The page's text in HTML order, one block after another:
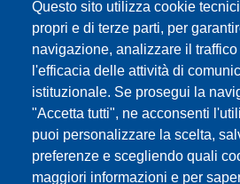
Questo sito utilizza cookie
propri e di terze parti, per
navigazione, analizzare il
l'efficacia delle attività di
istituzionale. Se prosegui la
"Accetta tutti", ne acconsenti
puoi personalizzare la scelta,
preferenze e scegliendo quali
maggiori informazioni e per
prenotazione autocarro DISMI
Partita IVA: 00427620364
Dipartimento di Scienze e Metodi
Sede: Via Amendola 2 - 42122
E-mail: